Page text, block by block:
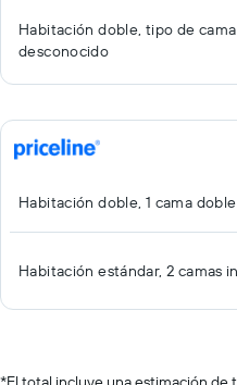
Habitación doble, tipo de cama
desconocido
Habitación doble, 1 cama doble
Habitación estándar, 2 camas